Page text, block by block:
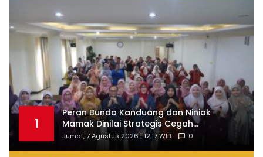
1
Peran Bundo Kanduang dan Niniak
Mamak Dinilai Strategis Cegah
Perkawinan Usia Anak
Jumat, 7 Agustus 2026 | 12:17 WIB 0